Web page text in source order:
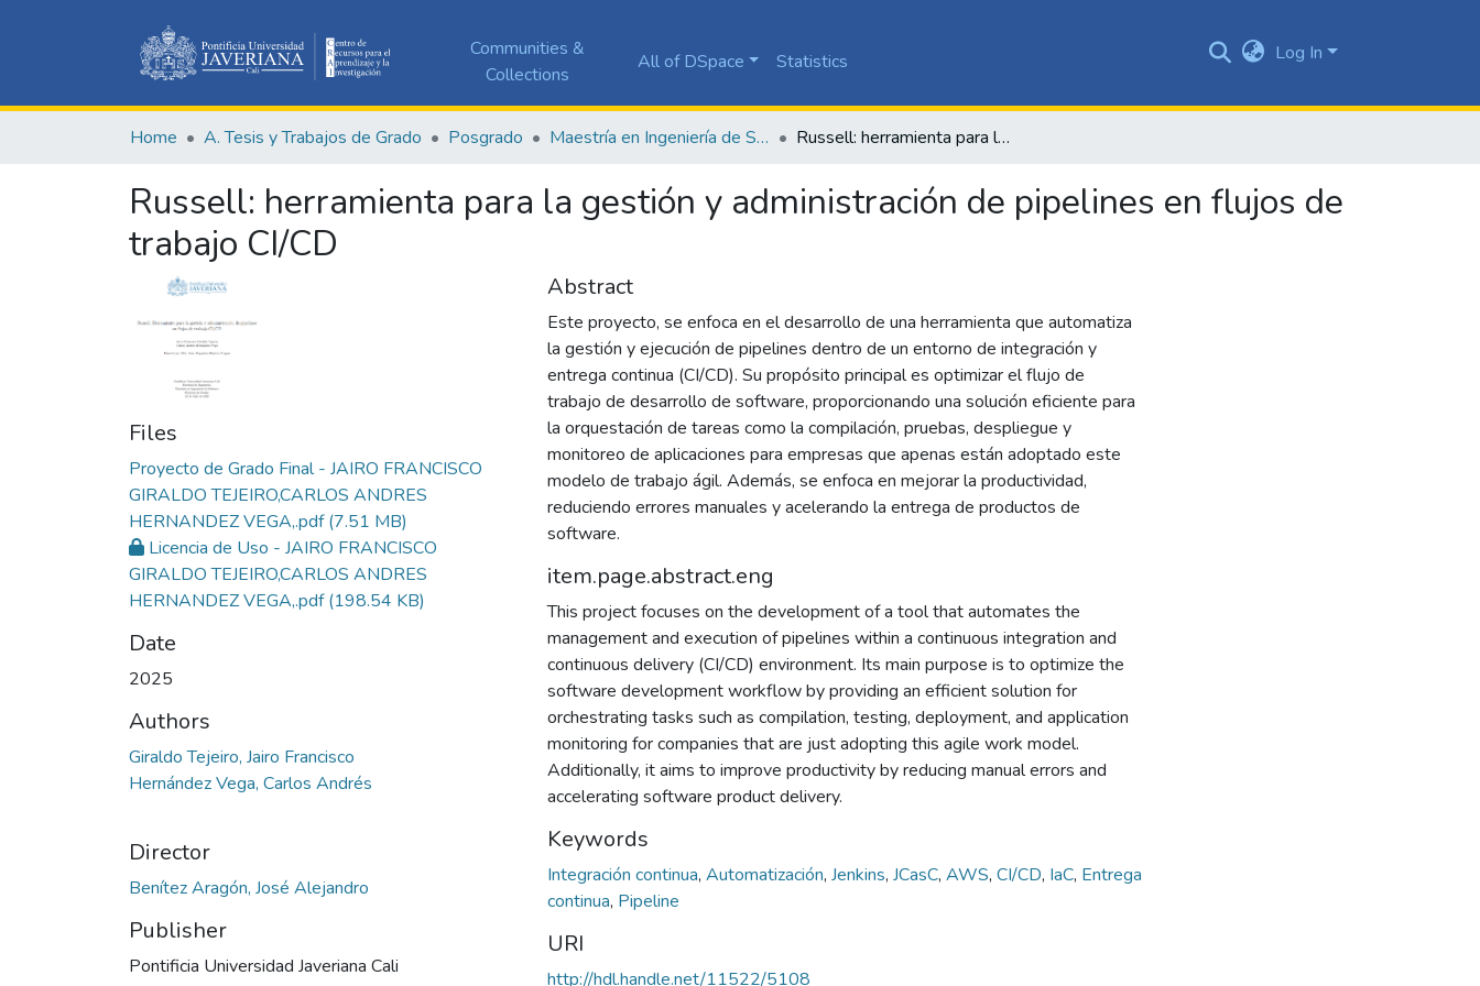
Communities &
Collections
All of DSpace Statistics Log In
Home A. Tesis y Trabajos de Grado Posgrado Maestría en Ingeniería de Software Russell: herramienta para la gestión y administración de pipelines en flujos de trabajo CI/CD
Russell: herramienta para la gestión y administración de pipelines en flujos de
trabajo CI/CD
Files
Proyecto de Grado Final - JAIRO FRANCISCO
GIRALDO TEJEIRO,CARLOS ANDRES
HERNANDEZ VEGA,.pdf(7.51 MB)
Licencia de Uso - JAIRO FRANCISCO
GIRALDO TEJEIRO,CARLOS ANDRES
HERNANDEZ VEGA,.pdf(198.54 KB)
Date
2025
Authors
Giraldo Tejeiro, Jairo Francisco
Hernández Vega, Carlos Andrés
Director
Benítez Aragón, José Alejandro
Publisher
Pontificia Universidad Javeriana Cali
Abstract
Este proyecto, se enfoca en el desarrollo de una herramienta que automatiza
la gestión y ejecución de pipelines dentro de un entorno de integración y
entrega continua (CI/CD). Su propósito principal es optimizar el flujo de
trabajo de desarrollo de software, proporcionando una solución eficiente para
la orquestación de tareas como la compilación, pruebas, despliegue y
monitoreo de aplicaciones para empresas que apenas están adoptado este
modelo de trabajo ágil. Además, se enfoca en mejorar la productividad,
reduciendo errores manuales y acelerando la entrega de productos de
software.
item.page.abstract.eng
This project focuses on the development of a tool that automates the
management and execution of pipelines within a continuous integration and
continuous delivery (CI/CD) environment. Its main purpose is to optimize the
software development workflow by providing an efficient solution for
orchestrating tasks such as compilation, testing, deployment, and application
monitoring for companies that are just adopting this agile work model.
Additionally, it aims to improve productivity by reducing manual errors and
accelerating software product delivery.
Keywords
Integración continua, Automatización, Jenkins, JCasC, AWS, CI/CD, IaC, Entrega
continua, Pipeline
URI
http://hdl.handle.net/11522/5108